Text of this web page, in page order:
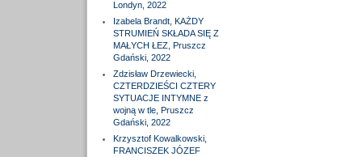
Londyn, 2022
Izabela Brandt, KAŻDY
STRUMIEŃ SKŁADA SIĘ Z
MAŁYCH ŁEZ, Pruszcz
Gdański, 2022
Zdzisław Drzewiecki,
CZTERDZIEŚCI CZTERY
SYTUACJE INTYMNE z
wojną w tle, Pruszcz
Gdański, 2022
Krzysztof Kowalkowski,
FRANCISZEK JÓZEF